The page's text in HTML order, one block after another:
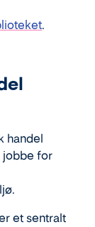
.
handel
jobbe for
et sentralt